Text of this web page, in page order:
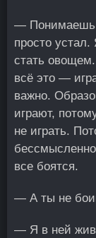
—
просто
стать
всё это —
важно.
играют,
не играть.
все боятся.
— А ты не
— Я в ней